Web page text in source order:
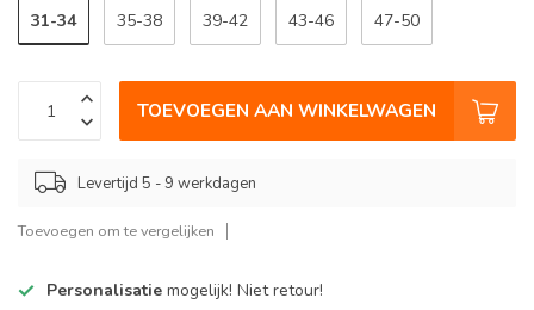
31-34 35-38 39-42 43-46 47-50
TOEVOEGEN AAN WINKELWAGEN
Levertijd 5 - 9 werkdagen
Toevoegen om te vergelijken
Personalisatie mogelijk! Niet retour!